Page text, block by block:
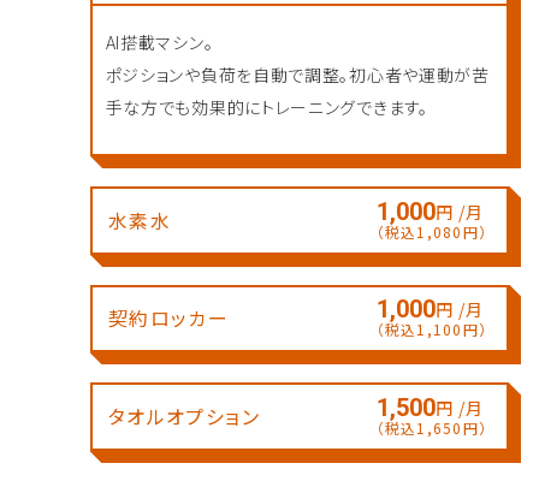
AI搭載マシン。
ポジションや負荷を自動で調整。初心者や運動が苦
手な方でも効果的にトレーニングできます。
水素水 1,000円 /月
（税込1,080円）
契約ロッカー 1,000円 /月
（税込1,100円）
タオルオプション 1,500円 /月
（税込1,650円）